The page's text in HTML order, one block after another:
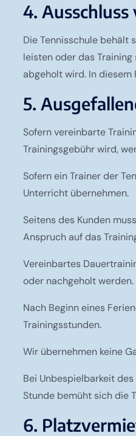
4. Ausschluss
Die Tennisschule behält
leisten oder das
abgeholt wird. In
5.
Sofern vereinbarte
Trainingsgebühr wird,
Sofern ein Trainer der
Unterricht übernehmen.
Seitens des Kunden
Anspruch auf das
Vereinbartes
oder nachgeholt werden.
Nach Beginn eines
Trainingsstunden.
Wir übernehmen keine
Bei Unbespielbarkeit
Stunde bemüht sich die
6.